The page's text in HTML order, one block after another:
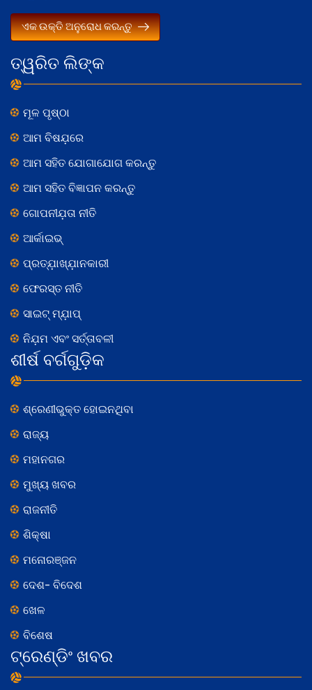
ତ୍ୱରିତ ଲିଙ୍କ
ମୂଳ ପୃଷ୍ଠା
ଆମ ବିଷଯ଼ରେ
ଆମ ସହିତ ଯୋଗାଯୋଗ କରନ୍ତୁ
ଆମ ସହିତ ବିଜ୍ଞାପନ କରନ୍ତୁ
ଗୋପନୀଯ଼ତା ନୀତି
ଆର୍କାଇଭ୍
ପ୍ରତ୍ଯ଼ାଖ୍ଯ଼ାନକାରୀ
ଫେରସ୍ତ ନୀତି
ସାଇଟ୍ ମ୍ଯ଼ାପ୍
ନିଯ଼ମ ଏବଂ ସର୍ତ୍ତାବଳୀ
ଶୀର୍ଷ ବର୍ଗଗୁଡ଼ିକ
ଶ୍ରେଣୀଭୁକ୍ତ ହୋଇନଥିବା
ରାଜ୍ୟ
ମହାନଗର
ମୁଖ୍ୟ ଖବର
ରାଜନୀତି
ଶିକ୍ଷା
ମନୋରଞ୍ଜନ
ଦେଶ- ବିଦେଶ
ଖେଳ
ବିଶେଷ
ଟ୍ରେଣ୍ଡିଂ ଖବର
ଏକ ଉକ୍ତି ଅନୁରୋଧ କରନ୍ତୁ